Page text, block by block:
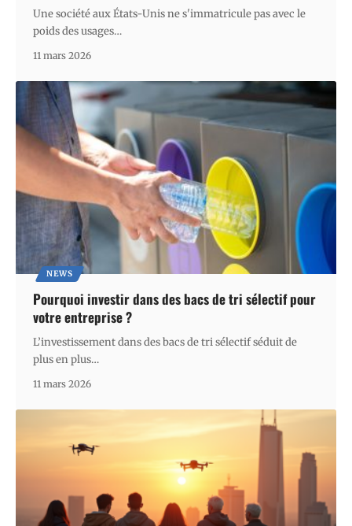
Une société aux États-Unis ne s'immatricule pas avec le
poids des usages…
11 mars 2026
NEWS
Pourquoi investir dans des bacs de tri sélectif pour
votre entreprise ?
L’investissement dans des bacs de tri sélectif séduit de
plus en plus…
11 mars 2026